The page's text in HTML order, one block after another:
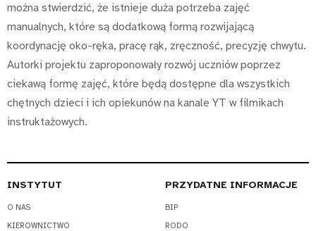
można stwierdzić, że istnieje duża potrzeba zajęć
manualnych, które są dodatkową formą rozwijającą
koordynację oko-ręka, pracę rąk, zręczność, precyzję chwytu.
Autorki projektu zaproponowały rozwój uczniów poprzez
ciekawą formę zajęć, które będą dostępne dla wszystkich
chętnych dzieci i ich opiekunów na kanale YT w filmikach
instruktażowych.
INSTYTUT
O NAS
KIEROWNICTWO
PRZYDATNE INFORMACJE
BIP
RODO